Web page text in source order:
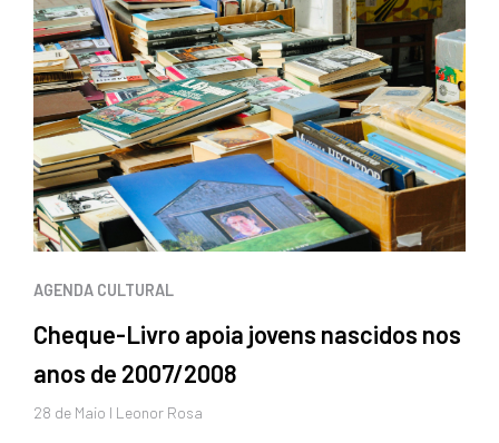
AGENDA CULTURAL
Cheque-Livro apoia jovens nascidos nos
anos de 2007/2008
28 de Maio I Leonor Rosa